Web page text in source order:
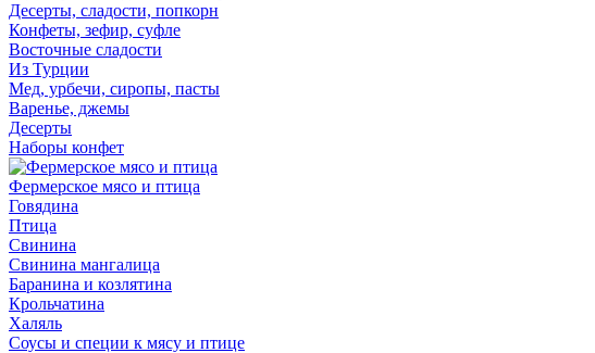
Десерты, сладости, попкорн
Конфеты, зефир, суфле
Восточные сладости
Из Турции
Мед, урбечи, сиропы, пасты
Варенье, джемы
Десерты
Наборы конфет
Фермерское мясо и птица
Говядина
Птица
Свинина
Свинина мангалица
Баранина и козлятина
Крольчатина
Халяль
Соусы и специи к мясу и птице